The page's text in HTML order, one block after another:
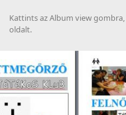
Kattints az Album view
oldalt.